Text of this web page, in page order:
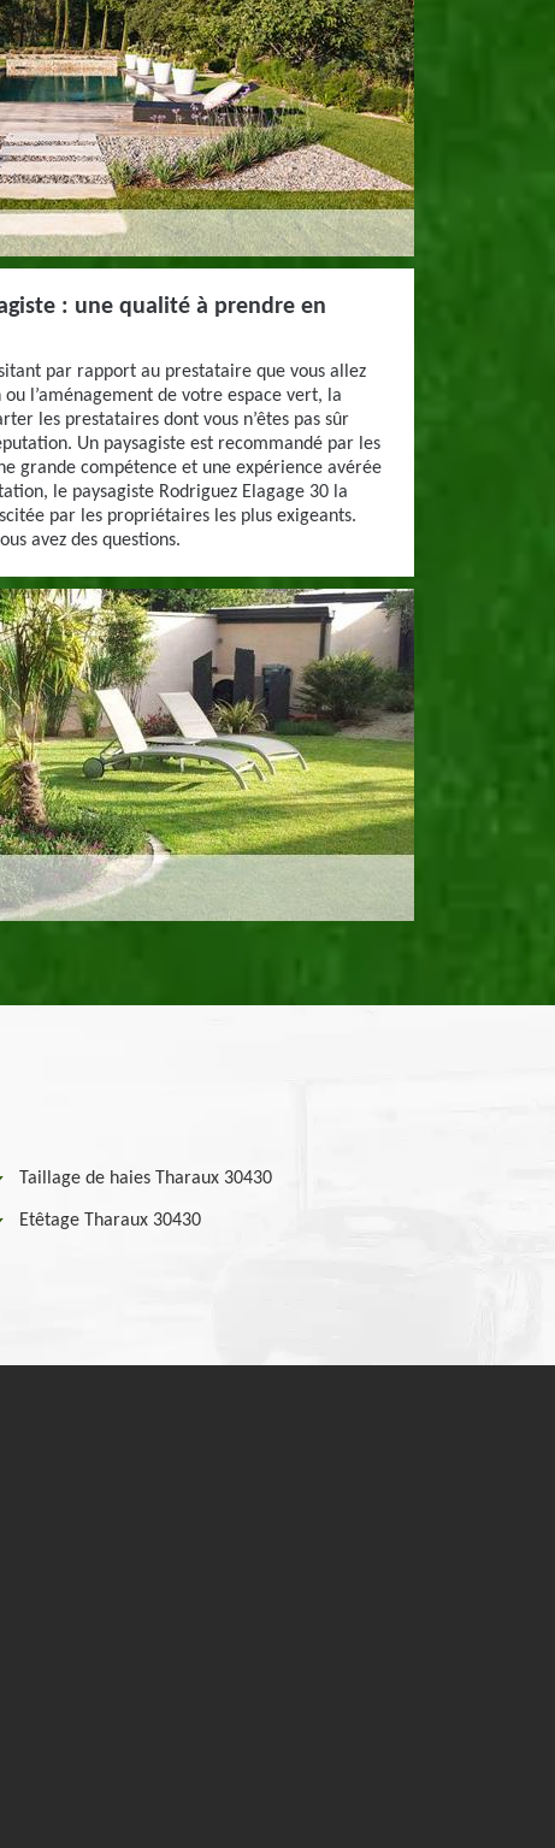
: une qualité à prendre en
par rapport au prestataire que vous allez
l’aménagement de votre espace vert, la
les prestataires dont vous n’êtes pas sûr
Un paysagiste est recommandé par les
grande compétence et une expérience avérée
le paysagiste Rodriguez Elagage 30 la
par les propriétaires les plus exigeants.
avez des questions.
Taillage de haies Tharaux 30430
Etêtage Tharaux 30430